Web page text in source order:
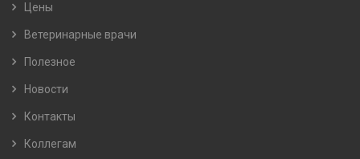
Цены
Ветеринарные врачи
Полезное
Новости
Контакты
Коллегам